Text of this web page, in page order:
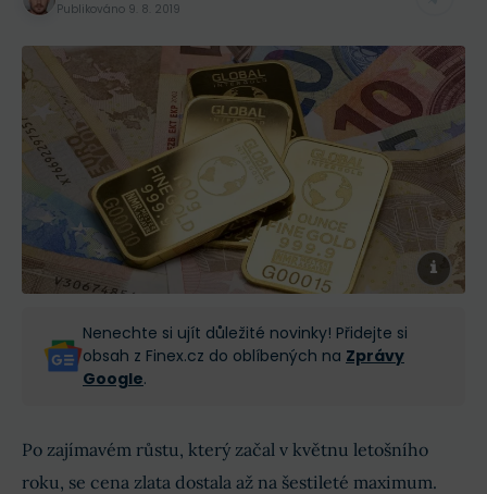
Publikováno 9. 8. 2019
Nenechte si ujít důležité novinky! Přidejte si
obsah z Finex.cz do oblíbených na Zprávy
Google.
Po zajímavém růstu, který začal v květnu letošního
roku, se cena zlata dostala až na šestileté maximum.